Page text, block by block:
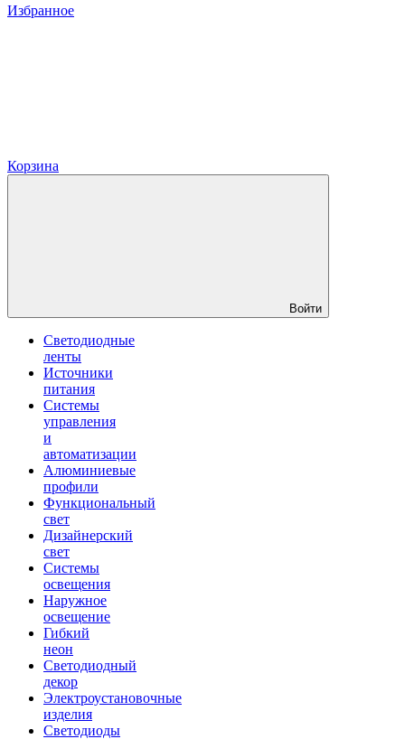
Избранное
Корзина
Войти
Светодиодные
ленты
Источники
питания
Системы
управления
и
автоматизации
Алюминиевые
профили
Функциональный
свет
Дизайнерский
свет
Системы
освещения
Наружное
освещение
Гибкий
неон
Светодиодный
декор
Электроустановочные
изделия
Светодиоды